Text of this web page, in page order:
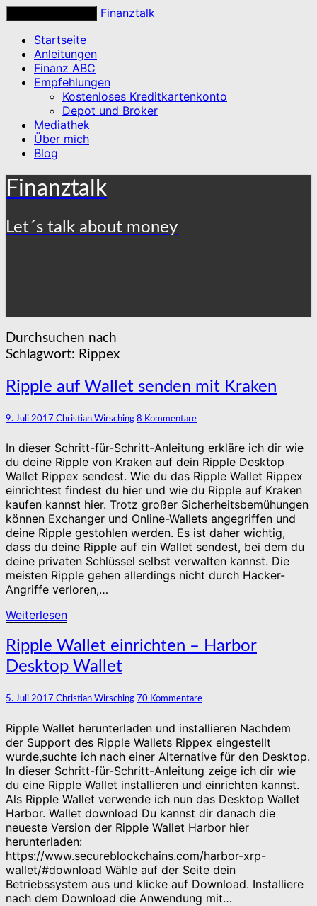
Finanztalk
Startseite
Anleitungen
Finanz ABC
Empfehlungen
Kostenloses Kreditkartenkonto
Depot und Broker
Mediathek
Über mich
Blog
Finanztalk
Let´s talk about money
Durchsuchen nach
Schlagwort: Rippex
Ripple
auf
Wallet
senden
mit
Kraken
Ripple auf Wallet senden mit Kraken
9. Juli 2017 Christian Wirsching Kommentare
8 Kommentare
In dieser Schritt-für-Schritt-Anleitung erkläre ich dir wie
du deine Ripple von Kraken auf dein Ripple Desktop
Wallet Rippex sendest. Wie du das Ripple Wallet Rippex
einrichtest findest du hier und wie du Ripple auf Kraken
kaufen kannst hier. Trotz großer Sicherheitsbemühungen
können Exchanger und Online-Wallets angegriffen und
deine Ripple gestohlen werden. Es ist daher wichtig,
dass du deine Ripple auf ein Wallet sendest, bei dem du
deine privaten Schlüssel selbst verwalten kannst. Die
meisten Ripple gehen allerdings nicht durch Hacker-
Angriffe verloren,…
WeiterlesenWeiterlesen
Ripple
Wallet
einrichten
Harbor
Wallet
Ripple Wallet einrichten – Harbor
Desktop Wallet
5. Juli 2017 Christian Wirsching Kommentare
70 Kommentare
Ripple Wallet herunterladen und installieren Nachdem
der Support des Ripple Wallets Rippex eingestellt
wurde,suchte ich nach einer Alternative für den Desktop.
In dieser Schritt-für-Schritt-Anleitung zeige ich dir wie
du eine Ripple Wallet installieren und einrichten kannst.
Als Ripple Wallet verwende ich nun das Desktop Wallet
Harbor. Wallet download Du kannst dir danach die
neueste Version der Ripple Wallet Harbor hier
herunterladen:
https://www.secureblockchains.com/harbor-xrp-
wallet/#download Wähle auf der Seite dein
Betriebssystem aus und klicke auf Download. Installiere
nach dem Download die Anwendung mit…